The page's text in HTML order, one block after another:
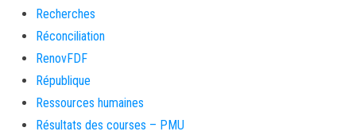
Recherches
Réconciliation
RenovFDF
République
Ressources humaines
Résultats des courses – PMU